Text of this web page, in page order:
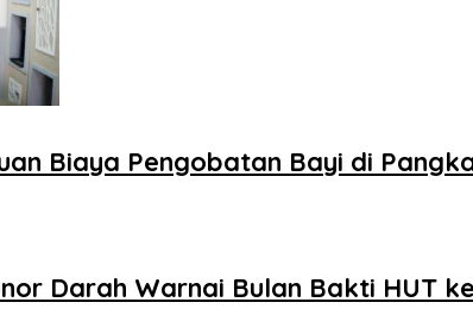
Biaya Pengobatan Bayi di
Darah Warnai Bulan Bakti HUT